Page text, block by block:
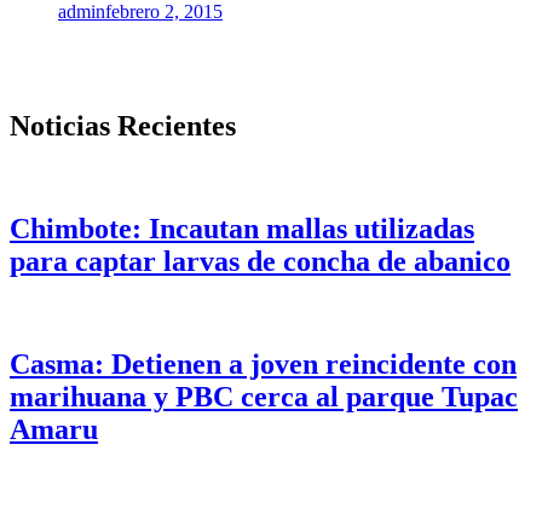
adminfebrero 2, 2015
Noticias Recientes
Chimbote: Incautan mallas utilizadas
para captar larvas de concha de abanico
Casma: Detienen a joven reincidente con
marihuana y PBC cerca al parque Tupac
Amaru